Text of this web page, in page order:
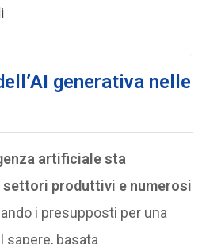
generativa nelle
artificiale sta
produttivi e numerosi
i presupposti per una
sapere, basata